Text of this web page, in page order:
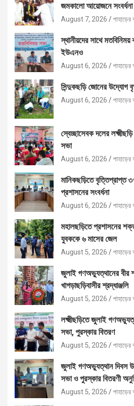
জমকালো আয়োজনে সংবর্ধনা
August 7, 2026
স্থানীয়দের সাথে
ইউএনও
August 6, 2026
সিন্দুকছড়ি জোনের উদ্যোগ
August 6, 2026
স্বেচ্ছাসেবক দলের
সভা
August 6, 2026
মানিকছড়িতে বৃত্তিপ্রাপ্ত
প্রশাসনের সংবর্ধনা
August 6, 2026
মহালছড়িতে প্রশাসনের
যুবককে ৬ মাসের জেল
August 5, 2026
জুলাই গণঅভ্যুত্থানের বীর
খাগড়াছড়িবাসীর শ্রদ্ধাঞ্জলি
August 5, 2026
লক্ষ্মীছড়িতে জুলাই
সভা, পুরস্কার বিতরণ
August 5, 2026
জুলাই গণঅভ্যুত্থান দিবস
সভা ও পুরস্কার বিতরণী
August 5, 2026